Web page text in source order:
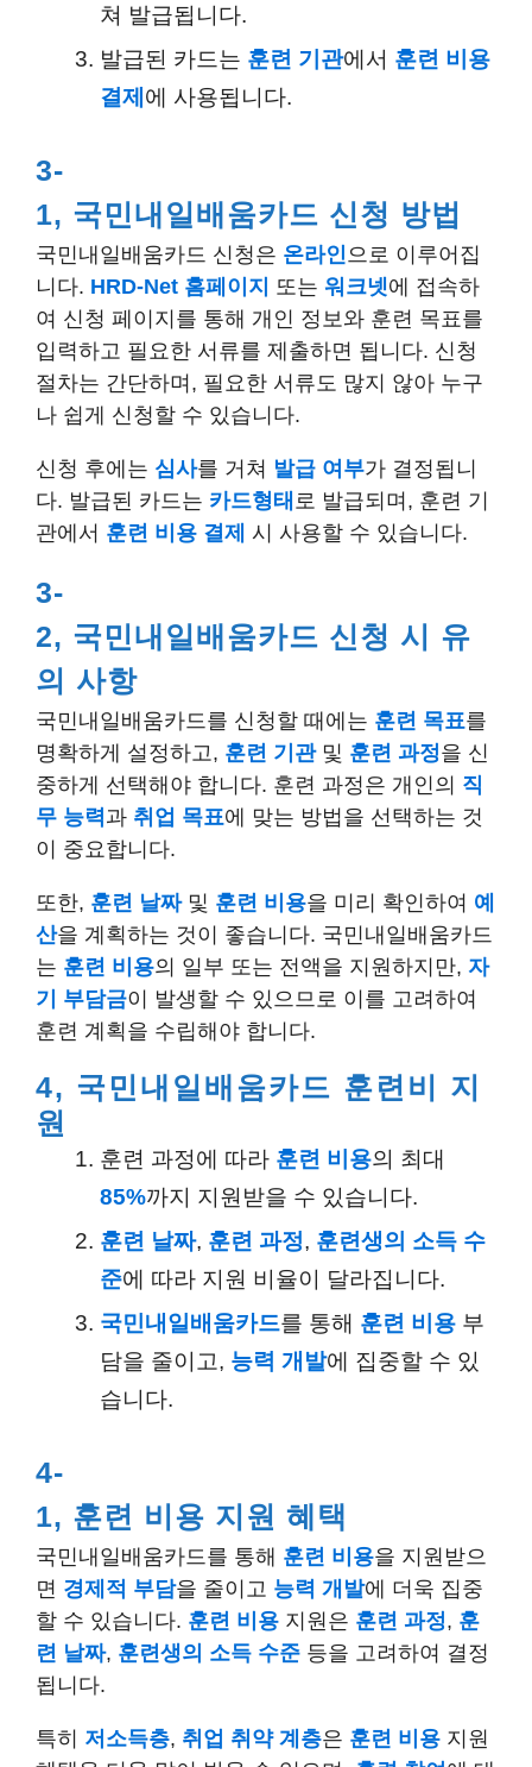
쳐 발급됩니다.
발급된 카드는 훈련 기관에서 훈련 비용
결제 에 사용됩니다.
3-
1, 국민내일배움카드 신청 방법
국민내일배움카드 신청은 온라인 으로 이루어집
니다. HRD-Net 홈페이지 또는 워크넷에 접속하
여 신청 페이지를 통해 개인 정보와 훈련 목표를
입력하고 필요한 서류를 제출하면 됩니다. 신청
절차는 간단하며, 필요한 서류도 많지 않아 누구
나 쉽게 신청할 수 있습니다.
신청 후에는 심사를 거쳐 발급 여부가 결정됩니
다. 발급된 카드는 카드형태 로 발급되며, 훈련 기
관에서 훈련 비용 결제 시 사용할 수 있습니다.
3-
2, 국민내일배움카드 신청 시 유
의 사항
국민내일배움카드를 신청할 때에는 훈련 목표를
명확하게 설정하고, 훈련 기관및 훈련 과정을 신
중하게 선택해야 합니다. 훈련 과정은 개인의 직
무 능력과 취업 목표에 맞는 방법을 선택하는 것
이 중요합니다.
또한, 훈련 날짜및 훈련 비용을 미리 확인하여 예
산을 계획하는 것이 좋습니다. 국민내일배움카드
는 훈련 비용의 일부 또는 전액을 지원하지만, 자
기 부담금이 발생할 수 있으므로 이를 고려하여
훈련 계획을 수립해야 합니다.
4, 국민내일배움카드 훈련비 지
원
훈련 과정에 따라 훈련 비용의 최대
85%까지 지원받을 수 있습니다.
훈련 날짜, 훈련 과정, 훈련생의 소득 수
준에 따라 지원 비율이 달라집니다.
국민내일배움카드를 통해 훈련 비용 부
담을 줄이고, 능력 개발에 집중할 수 있
습니다.
4-
1, 훈련 비용 지원 혜택
국민내일배움카드를 통해 훈련 비용을 지원받으
면 경제적 부담을 줄이고 능력 개발에 더욱 집중
할 수 있습니다. 훈련 비용 지원은 훈련 과정, 훈
련 날짜, 훈련생의 소득 수준 등을 고려하여 결정
됩니다.
특히 저소득층, 취업 취약 계층은 훈련 비용 지원